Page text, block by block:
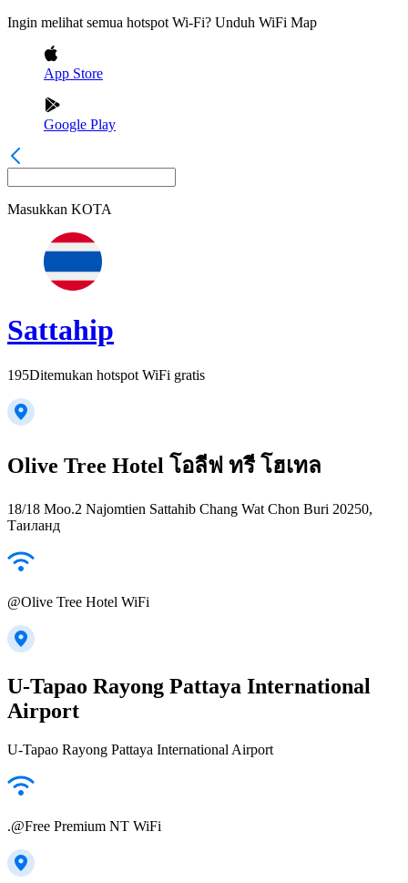
Ingin melihat semua hotspot Wi-Fi? Unduh WiFi Map
App Store
Google Play
Masukkan KOTA
Sattahip
195Ditemukan hotspot WiFi gratis
Olive Tree Hotel โอลีฟ ทรี โฮเทล
18/18 Moo.2 Najomtien Sattahib Chang Wat Chon Buri 20250,
Таиланд
@Olive Tree Hotel WiFi
U-Tapao Rayong Pattaya International
Airport
U-Tapao Rayong Pattaya International Airport
.@Free Premium NT WiFi